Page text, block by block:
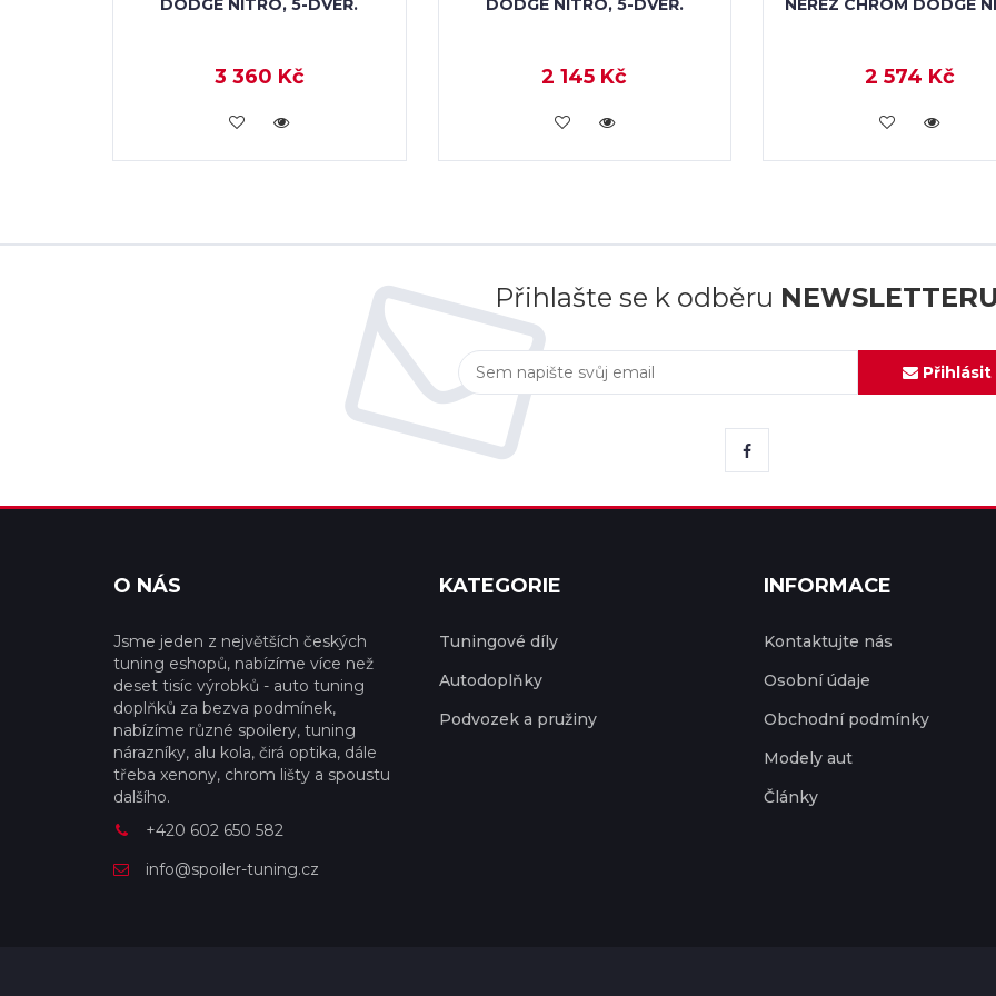
DODGE NITRO, 5-DVÉŘ.
3 360 Kč
KOUPIT
DODGE NITRO, 5-DVÉŘ.
2 145 Kč
KOUPIT
NEREZ CHROM DODGE
2 574 Kč
KOUPIT
Přihlašte se k odběru NEWSLETTERU
Přihlásit
O NÁS
Jsme jeden z největších českých
tuning eshopů, nabízíme více než
deset tisíc výrobků - auto tuning
doplňků za bezva podmínek,
nabízíme různé spoilery, tuning
nárazníky, alu kola, čirá optika, dále
třeba xenony, chrom lišty a spoustu
dalšího.
+420 602 650 582
info@spoiler-tuning.cz
KATEGORIE
Tuningové díly
Autodoplňky
Podvozek a pružiny
INFORMACE
Kontaktujte nás
Osobní údaje
Obchodní podmínky
Modely aut
Články